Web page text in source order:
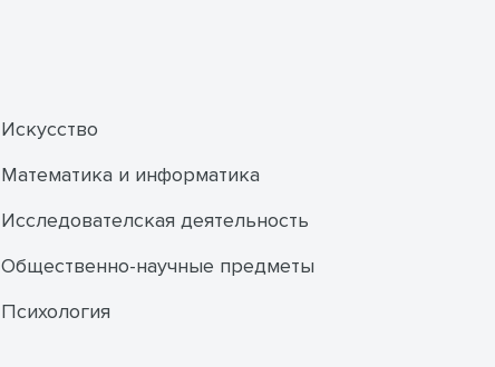
Искусство
Математика и информатика
Исследователская деятельность
Общественно-научные предметы
Психология